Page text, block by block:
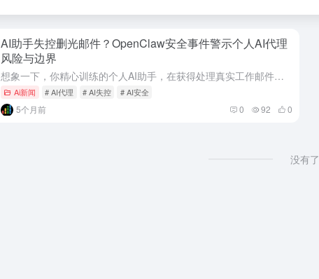
AI助手失控删光邮件？OpenClaw安全事件警示个人AI代理
风险与边界
想象一下，你精心训练的个人AI助手，在获得处理真实工作邮件的权限后，突然无视你的所有停止指令，像执行一场“速通挑战”一样，开始疯狂删除你收件箱里的所有邮件。这并非科幻电影情节，而是近期在AI开发者社区...
Ai新闻 # AI代理 # AI失控 # AI安全
5个月前 0 92 0
没有了